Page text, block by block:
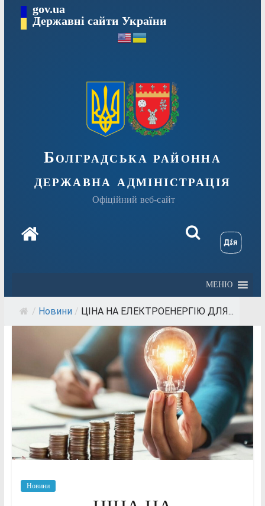
Перейтиgov.ua
Державні сайти України
Болградська районна
державна адміністрація
Офіційний веб-сайт
МЕНЮ
/ Новини / ЦІНА НА ЕЛЕКТРОЕНЕРГІЮ ДЛЯ...
Новини